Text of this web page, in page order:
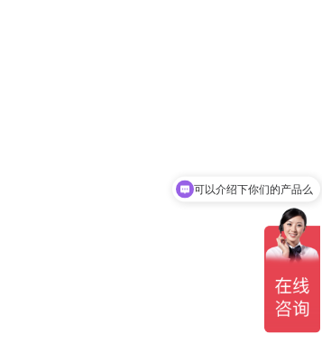
可以介绍下你们的产品么